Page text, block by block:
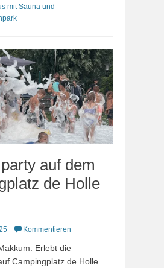
mit Sauna und
auf dem
de Holle
Kommentieren
Erlebt die
Campingplatz de Holle